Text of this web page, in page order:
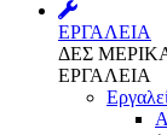
ΕΡΓΑΛΕΙΑ
ΔΕΣ
ΕΡΓΑΛΕΙΑ